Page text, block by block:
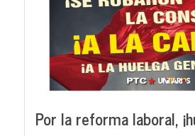
Por la reforma laboral,